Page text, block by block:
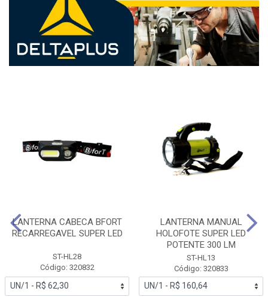
LANTERNA CABECA BFORT
RECARREGAVEL SUPER LED
ST-HL28
Código: 320832
LANTERNA MANUAL
HOLOFOTE SUPER LED
POTENTE 300 LM
ST-HL13
Código: 320833